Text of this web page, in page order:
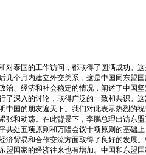
泰国的工作访问，都取得了圆满成功
个月内建立外交关系，这是中国同东
、经济和社会稳定的情况，阐述了中
深入的讨论，取得广泛的一致和共识。
国的朋友遍天下。我们对此表示热烈的祝
和动荡。在此背景下，李鹏总理出访
处五项原则和万隆会议十项原则的基础
贸易和合作交流方面取得了良好的发
国家的经济往来也有增加。中国和东